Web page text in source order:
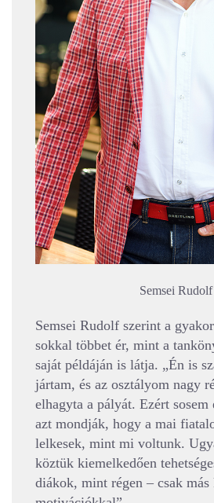
Semsei Rudolf
Semsei Rudolf szerint a
sokkal többet ér, mint a
saját példáján is látja. „Én is
jártam, és az osztályom nagy
elhagyta a pályát. Ezért
azt mondják, hogy a mai
lelkesek, mint mi voltunk.
köztük kiemelkedően
diákok, mint régen – csak más